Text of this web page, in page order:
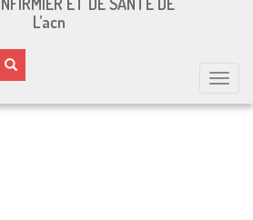
L’acn